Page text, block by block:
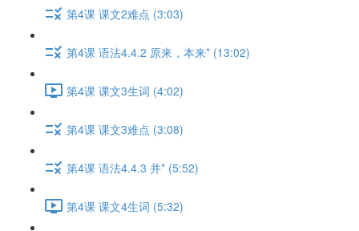
第4课 课文2难点 (3:03)
第4课 语法4.4.2 原来，本来* (13:02)
第4课 课文3生词 (4:02)
第4课 课文3难点 (3:08)
第4课 语法4.4.3 并* (5:52)
第4课 课文4生词 (5:32)